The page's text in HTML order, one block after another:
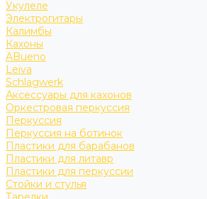
Укулеле
Электрогитары
Калимбы
Кахоны
ABueno
Leiva
Schlagwerk
Аксессуары для кахонов
Оркестровая перкуссия
Перкуссия
Перкуссия на ботинок
Пластики для барабанов
Пластики для литавр
Пластики для перкуссии
Стойки и стулья